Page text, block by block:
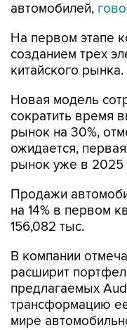
автомобилей,
На первом этапе
созданием трех
китайского рынка.
Новая модель
сократить время
рынок на 30%,
ожидается,
рынок уже в 2025
Продажи
на 14% в первом
156,082 тыс.
В компании
расширит
предлагаемых
трансформацию
мире